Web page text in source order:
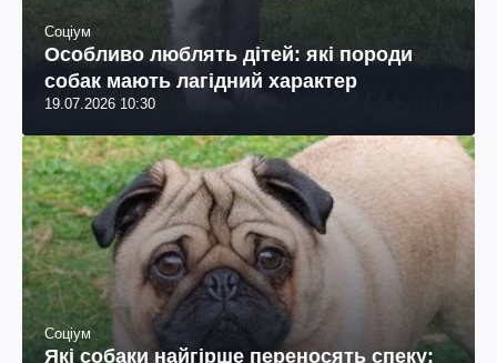
Соціум
Особливо люблять дітей: які породи
собак мають лагідний характер
19.07.2026 10:30
Соціум
Які собаки найгірше переносять спеку: